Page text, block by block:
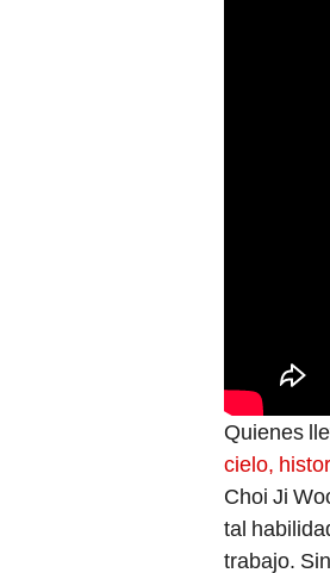
Quienes
cielo,
Choi Ji
tal
trabajo.